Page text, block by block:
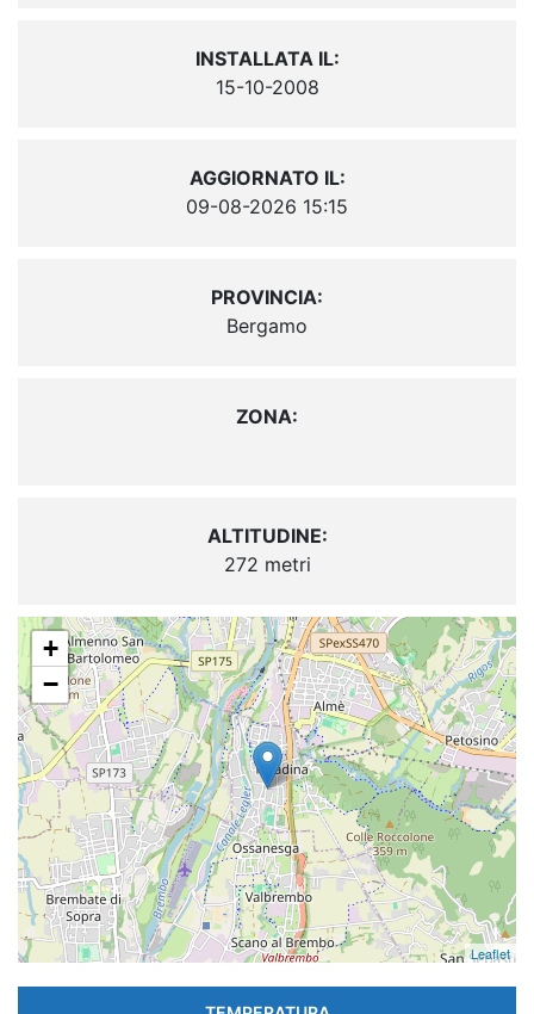
INSTALLATA IL:
15-10-2008
AGGIORNATO IL:
09-08-2026 15:15
PROVINCIA:
Bergamo
ZONA:
ALTITUDINE:
272 metri
+
−
Leaflet